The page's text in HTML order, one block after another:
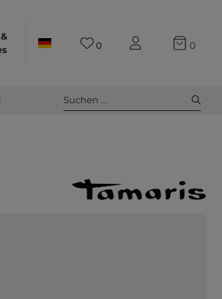
0 0
Suchen ...